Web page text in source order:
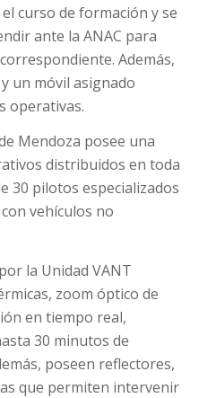
curso de formación y se
ante la ANAC para
Además,
un móvil asignado
operativas.
Mendoza posee una
distribuidos en toda
30 pilotos especializados
vehículos no
la Unidad VANT
zoom óptico de
en tiempo real,
30 minutos de
poseen reflectores,
que permiten intervenir